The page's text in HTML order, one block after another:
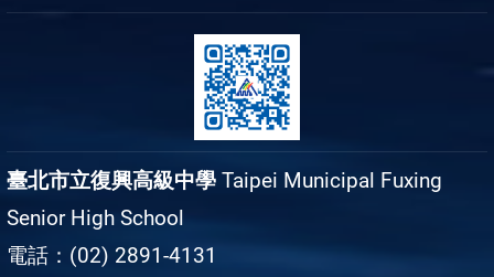
臺北市立復興高級中學 Taipei Municipal Fuxing
Senior High School
電話：(02) 2891-4131